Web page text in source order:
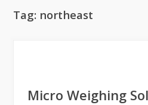
Tag: northeast
Micro Weighing